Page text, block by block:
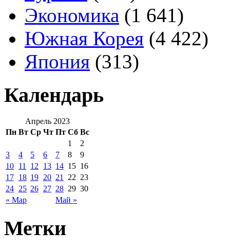
Экономика (1 641)
Южная Корея (4 422)
Япония (313)
Календарь
Апрель 2023
Пн Вт Ср Чт Пт Сб Вс
« Мар Май »
1
2
3
4 5 6 7 8
9
10 11 12 13 14 15 16
17 18 19 20 21 22 23
24 25 26 27 28 29 30
Метки